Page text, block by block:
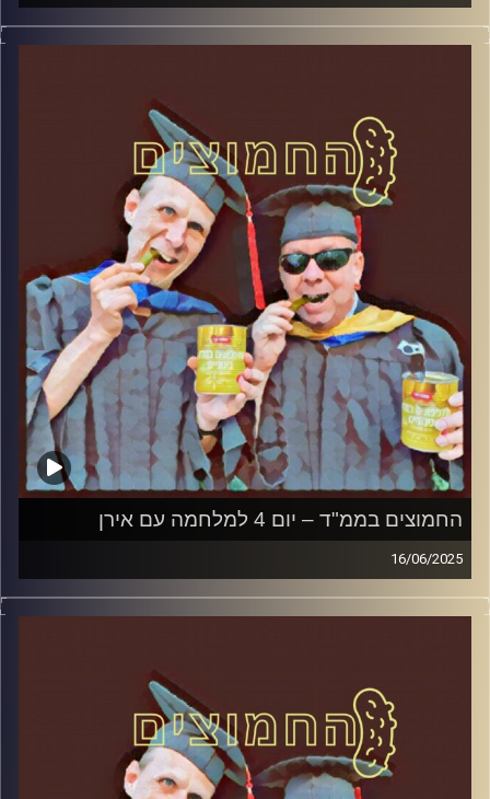
המערכת הפוליטית על ספת הפסיכולוג, עם פרופסור בועז בן-
דוד ופרופסור גלעד הירשברגר
קרדיט תמונות:AudioVersity
החמוצים בממ"ד – יום 4 למלחמה עם אירן
16/06/2025
המערכת הפוליטית על ספת הפסיכולוג, עם פרופסור בועז בן-
דוד ופרופסור גלעד הירשברגר
קרדיט תמונות:AudioVersity